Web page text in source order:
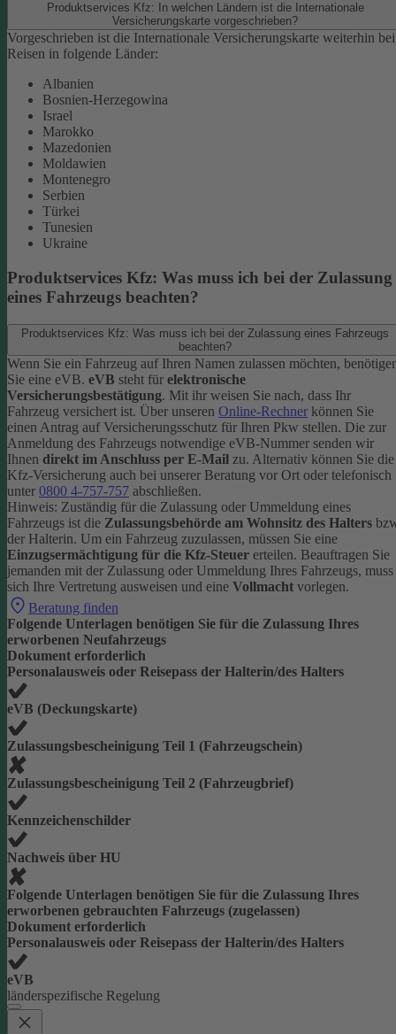
Produktservices Kfz: In welchen Ländern ist die Internationale
Versicherungskarte vorgeschrieben?
Vorgeschrieben ist die Internationale Versicherungskarte weiterhin bei
Reisen in folgende Länder:
Albanien
Bosnien-Herzegowina
Israel
Marokko
Mazedonien
Moldawien
Montenegro
Serbien
Türkei
Tunesien
Ukraine
Produktservices Kfz: Was muss ich bei der Zulassung
eines Fahrzeugs beachten?
Produktservices Kfz: Was muss ich bei der Zulassung eines Fahrzeugs
beachten?
Wenn Sie ein Fahrzeug auf Ihren Namen zulassen möchten,
Sie eine eVB. eVB steht für elektronische
Versicherungsbestätigung. Mit ihr weisen Sie nach, dass Ihr
Fahrzeug versichert ist. Über unseren Online-Rechner können Sie
einen Antrag auf Versicherungsschutz für Ihren Pkw stellen. Die zur
Anmeldung des Fahrzeugs notwendige eVB-Nummer senden wir
Ihnen direkt im Anschluss per E-Mail zu. Alternativ können Sie die
Kfz-Versicherung auch bei unserer Beratung vor Ort oder telefonisch
unter 0800 4-757-757 abschließen.
Hinweis: Zuständig für die Zulassung oder Ummeldung eines
Fahrzeugs ist die Zulassungsbehörde am Wohnsitz des Halters
der Halterin. Um ein Fahrzeug zuzulassen, müssen Sie eine
Einzugsermächtigung für die Kfz-Steuer erteilen. Beauftragen Sie
jemanden mit der Zulassung oder Ummeldung Ihres Fahrzeugs, muss
sich Ihre Vertretung ausweisen und eine Vollmacht vorlegen.
Beratung finden
Folgende Unterlagen benötigen Sie für die Zulassung Ihres
erworbenen Neufahrzeugs
Dokument erforderlich
Personalausweis oder Reisepass der Halterin/des Halters
eVB (Deckungskarte)
Zulassungsbescheinigung Teil 1 (Fahrzeugschein)
Zulassungsbescheinigung Teil 2 (Fahrzeugbrief)
Kennzeichenschilder
Nachweis über HU
Folgende Unterlagen benötigen Sie für die Zulassung Ihres
erworbenen gebrauchten Fahrzeugs (zugelassen)
Dokument erforderlich
Personalausweis oder Reisepass der Halterin/des Halters
eVB
länderspezifische Regelung